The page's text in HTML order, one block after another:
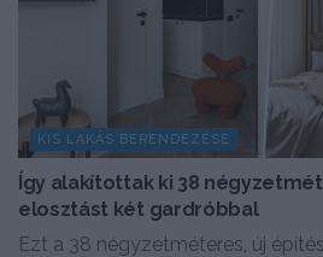
KIS LAKÁS BERENDEZÉSE
Így alakítottak ki 38
elosztást két gardróbbal
Ezt a 38 négyzetméteres, új